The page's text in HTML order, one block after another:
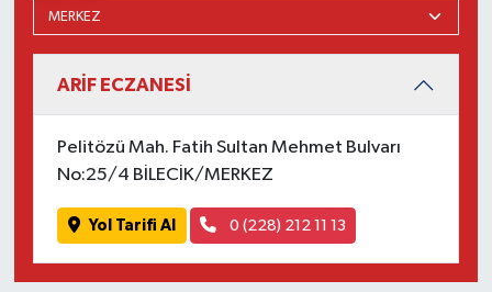
ARİF ECZANESİ
Pelitözü Mah. Fatih Sultan Mehmet Bulvarı
No:25/4 BİLECİK/MERKEZ
Yol Tarifi Al 0 (228) 212 11 13